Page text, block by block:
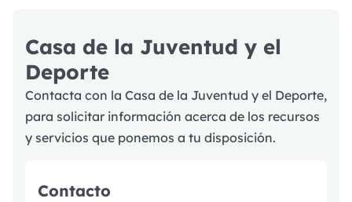
Casa de la Juventud y el
Deporte
Contacta con la Casa de la Juventud y el Deporte,
para solicitar información acerca de los recursos
y servicios que ponemos a tu disposición.
Contacto